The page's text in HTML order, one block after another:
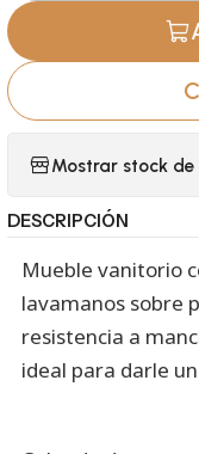
Mostrar stock
DESCRIPCIÓN
Mueble vanitorio
lavamanos sobre
resistencia a
ideal para darle